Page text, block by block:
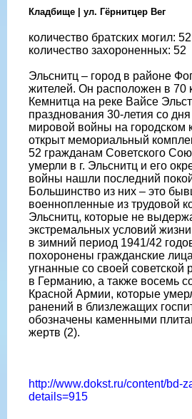
Кладбище | ул. Гёрнитцер Вег
количество братских могил: 52
количество захороненных: 52
Эльснитц – город в районе
жителей. Он расположен в 70
Кемнитца на реке Вайсе
празднования 30-летия со
мировой войны на городском
открыт мемориальный
52 гражданам Советского
умерли в г. Эльснитц и его
войны нашли последний
Большинство из них – это
военнопленные из трудовой
Эльснитц, которые не
экстремальных условий
в зимний период 1941/42
похоронены гражданские
угнанные со своей советской
в Германию, а также восемь
Красной Армии, которые
ранений в близлежащих
обозначены каменными
жертв (2).
http://www.dokst.ru/content/bd-
details=915